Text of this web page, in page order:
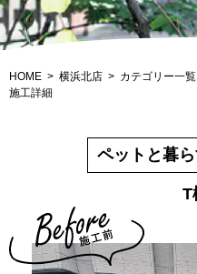
HOME 横浜北店 カテゴリー一覧
施工詳細
ペットと暮
T